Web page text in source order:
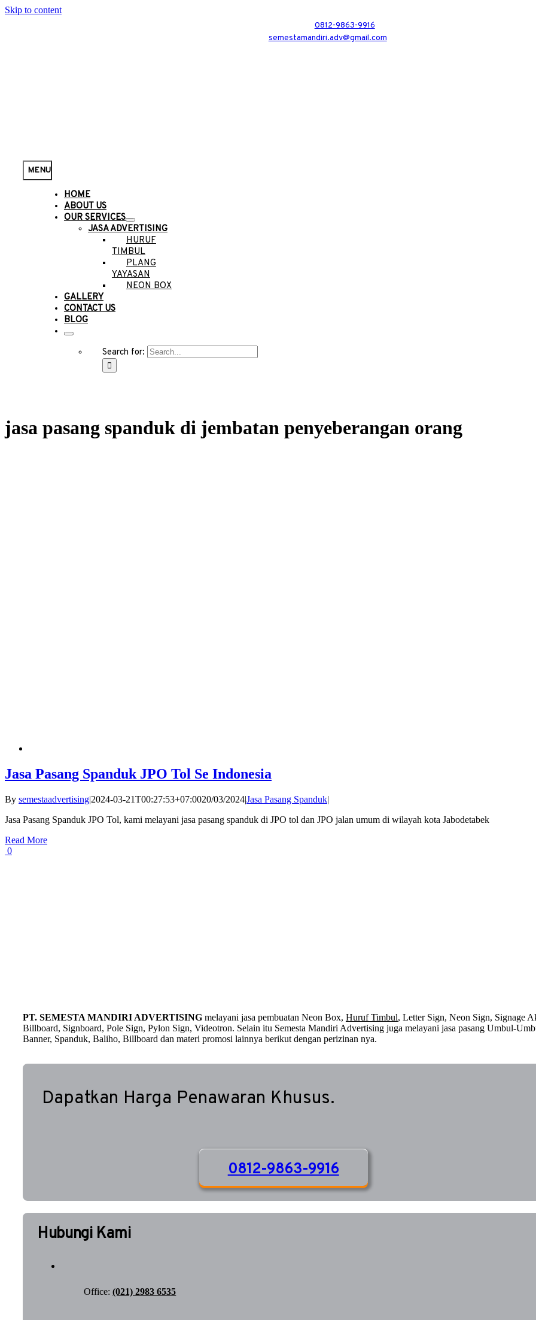
Skip to content
0812-9863-9916
semestamandiri.adv@gmail.com
MENU
HOME
ABOUT US
OUR SERVICES
JASA ADVERTISING
HURUF
TIMBUL
PLANG
YAYASAN
NEON BOX
GALLERY
CONTACT US
BLOG
Search for:
jasa pasang spanduk di jembatan penyeberangan orang
Jasa Pasang Spanduk JPO Tol Se Indonesia
By semestaadvertising|2024-03-21T00:27:53+07:0020/03/2024|Jasa Pasang Spanduk|
Jasa Pasang Spanduk JPO Tol, kami melayani jasa pasang spanduk di JPO tol dan JPO jalan umum di wilayah kota Jabodetabek
Read More
0
PT. SEMESTA MANDIRI ADVERTISINGmelayani jasa pembuatan Neon Box, Huruf Timbul, Letter Sign, Neon Sign, Signage
Billboard, Signboard, Pole Sign, Pylon Sign, Videotron. Selain itu Semesta Mandiri Advertising juga melayani jasa pasang Umbul-
Banner, Spanduk, Baliho, Billboard dan materi promosi lainnya berikut dengan perizinan nya.
Dapatkan Harga Penawaran Khusus.
0812-9863-9916
Hubungi Kami
Office:(021) 2983 6535